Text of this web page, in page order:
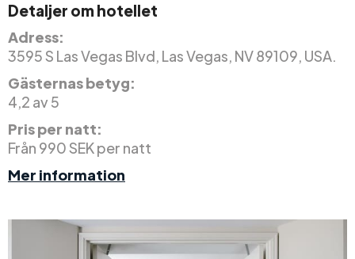
Detaljer om hotellet
Adress:
3595 S Las Vegas Blvd, Las Vegas, NV 89109, USA.
Gästernas betyg:
4,2 av 5
Pris per natt:
Från 990 SEK per natt
Mer information